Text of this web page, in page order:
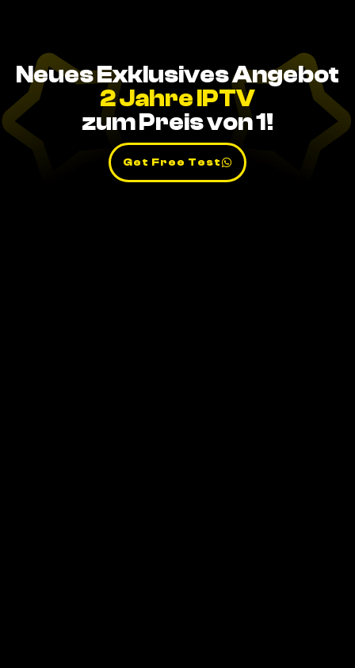
Neues Exklusives Angebot
2 Jahre IPTV
zum Preis von 1!
Get Free Test